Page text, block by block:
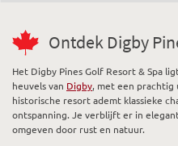
Ontdek Digby
Het Digby Pines Golf Resort & Spa
heuvels van Digby, met een prachtig
historische resort ademt klassieke
ontspanning. Je verblijft er in
omgeven door rust en natuur.